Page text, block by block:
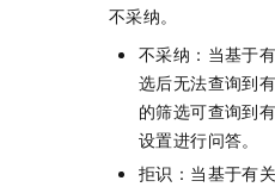
不采纳。
不采纳：当基于
选后无法查询到
的筛选可查询到
设置进行问答。
拒识：当基于有